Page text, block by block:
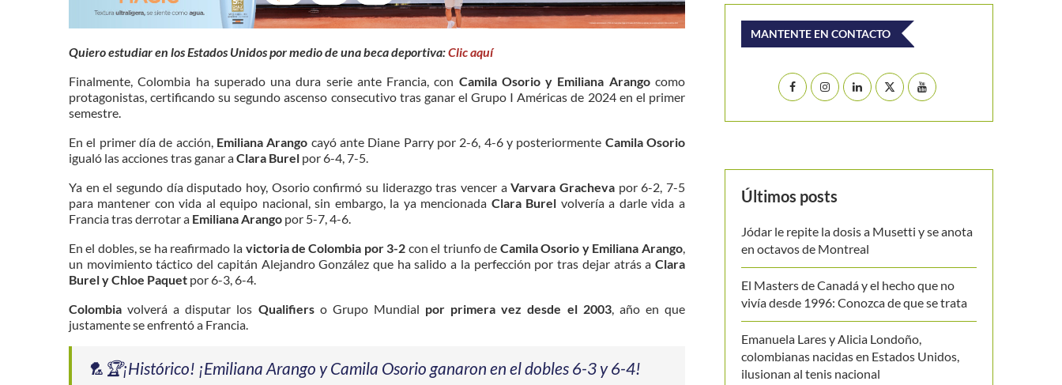
Quiero estudiar en los Estados Unidos por medio de una beca deportiva:Clic aquí
Finalmente, Colombia ha superado una dura serie ante Francia, con Camila Osorio y Emiliana Arangocomo
protagonistas, certificando su segundo ascenso consecutivo tras ganar el Grupo I Américas de 2024 en el primer
semestre.
En el primer día de acción, Emiliana Arango cayó ante Diane Parry por 2-6, 4-6 y posteriormente Camila Osorio
igualó las acciones tras ganar aClara Burel por 6-4, 7-5.
Ya en el segundo día disputado hoy, Osorio confirmó su liderazgo tras vencer aVarvara Gracheva por 6-2, 7-5
para mantener con vida al equipo nacional, sin embargo, la ya mencionada Clara Burel volvería a darle vida a
Francia tras derrotar a Emiliana Arango por 5-7, 4-6.
En el dobles, se ha reafirmado la victoria de Colombia por 3-2 con el triunfo de Camila Osorio y Emiliana Arango,
un movimiento táctico del capitán Alejandro González que ha salido a la perfección por tras dejar atrás a Clara
Burel y Chloe Paquet por 6-3, 6-4.
Colombia volverá a disputar los Qualifierso Grupo Mundial por primera vez desde el 2003, año en que
justamente se enfrentó a Francia.
🏸🏆¡Histórico! ¡Emiliana Arango y Camila Osorio ganaron en el dobles 6-3 y 6-4!
MANTENTE EN CONTACTO
Últimos posts
Jódar le repite la dosis a Musetti y se anota
en octavos de Montreal
El Masters de Canadá y el hecho que no
vivía desde 1996: Conozca de que se trata
Emanuela Lares y Alicia Londoño,
colombianas nacidas en Estados Unidos,
ilusionan al tenis nacional